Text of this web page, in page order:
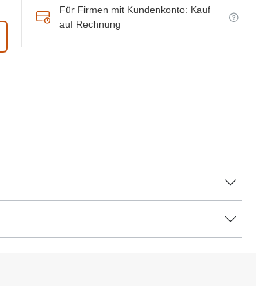
Für Firmen mit Kundenkonto: Kauf
auf Rechnung